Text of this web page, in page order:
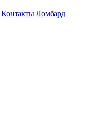
Контакты Ломбард